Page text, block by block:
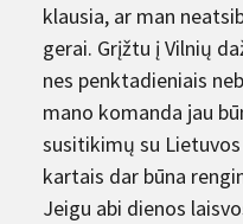
klausia, ar man
gerai. Grįžtu į Vilnių
nes penktadieniais
mano komanda jau
susitikimų su
kartais dar būna
Jeigu abi dienos